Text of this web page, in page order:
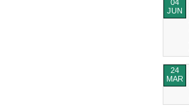
04
JUN
24
MAR